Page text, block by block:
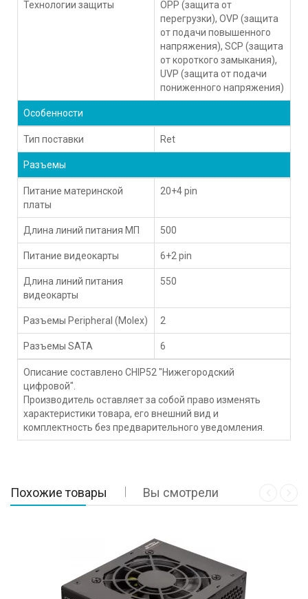
Технологии защиты
OPP (защита от
перегрузки), OVP (защита
от подачи повышенного
напряжения), SCP (защита
от короткого замыкания),
UVP (защита от подачи
пониженного напряжения)
Особенности
Тип поставки Ret
Разъемы
Питание материнской
платы
20+4 pin
Длина линий питания МП 500
Питание видеокарты 6+2 pin
Длина линий питания
видеокарты
550
Разъемы Peripheral (Molex) 2
Разъемы SATA 6
Описание составлено CHIP52 "Нижегородский
цифровой".
Производитель оставляет за собой право изменять
характеристики товара, его внешний вид и
комплектность без предварительного уведомления.
Похожие товары Вы смотрели